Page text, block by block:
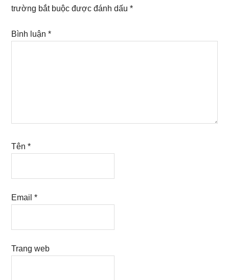
trường bắt buộc được đánh dấu*
Bình luận*
Tên*
Email*
Trang web